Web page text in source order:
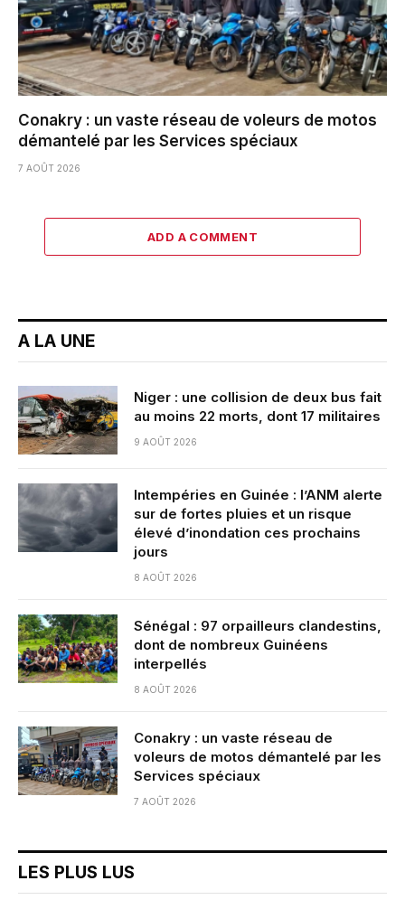
Conakry : un vaste réseau de voleurs de motos
démantelé par les Services spéciaux
7 AOÛT 2026
ADD A COMMENT
A LA UNE
Niger : une collision de deux bus fait
au moins 22 morts, dont 17 militaires
9 AOÛT 2026
Intempéries en Guinée : l’ANM alerte
sur de fortes pluies et un risque
élevé d’inondation ces prochains
jours
8 AOÛT 2026
Sénégal : 97 orpailleurs clandestins,
dont de nombreux Guinéens
interpellés
8 AOÛT 2026
Conakry : un vaste réseau de
voleurs de motos démantelé par les
Services spéciaux
7 AOÛT 2026
LES PLUS LUS